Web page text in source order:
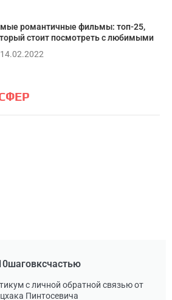
романтичные фильмы: топ-25,
стоит посмотреть с любимыми
14.02.2022
с личной обратной связью от
Пинтосевича